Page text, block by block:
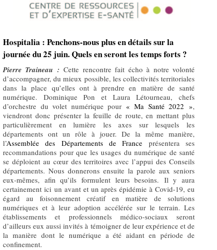
Hospitalia : Penchons-nous plus en détails sur la
journée du 25 juin. Quels en seront les temps forts ?
Pierre Traineau :Cette rencontre fait écho à notre volonté
d’accompagner, du mieux possible, les collectivités territoriales
dans la place qu’elles ont à prendre en matière de santé
numérique. Dominique Pon et Laura Létourneau, chefs
d’orchestre du volet numérique pour « Ma Santé 2022 »,
viendront donc présenter la feuille de route, en mettant plus
particulièrement en lumière les axes sur lesquels les
départements ont un rôle à jouer. De la même manière,
l’Assemblée des Départements de France présentera ses
recommandations pour que les usages du numérique de santé
se déploient au cœur des territoires avec l’appui des Conseils
départements. Nous donnerons ensuite la parole aux seniors
eux-mêmes, afin qu’ils formulent leurs besoins. Il y aura
certainement ici un avant et un après épidémie à Covid-19, eu
égard au foisonnement créatif en matière de solutions
numériques et à leur adoption accélérée sur le terrain. Les
établissements et professionnels médico-sociaux seront
d’ailleurs eux aussi invités à témoigner de leur expérience et de
la manière dont le numérique a été aidant en période de
confinement.